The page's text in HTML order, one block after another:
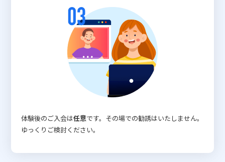
体験後のご入会は任意です。その場での勧誘はいたしません。
ゆっくりご検討ください。